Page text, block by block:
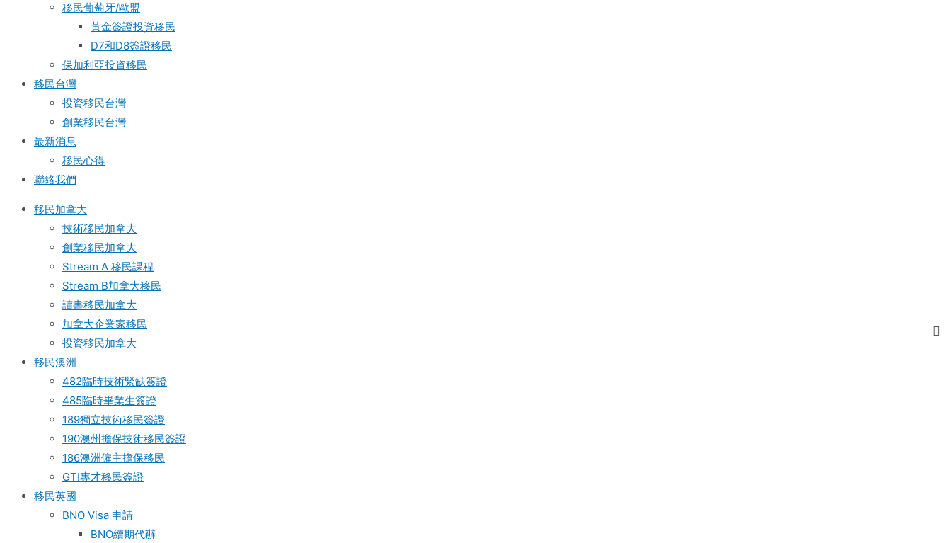
移民葡萄牙/歐盟
黃金簽證投資移民
D7和D8簽證移民
保加利亞投資移民
移民台灣
投資移民台灣
創業移民台灣
最新消息
移民心得
聯絡我們
移民加拿大
技術移民加拿大
創業移民加拿大
Stream A 移民課程
Stream B加拿大移民
讀書移民加拿大
加拿大企業家移民
投資移民加拿大
移民澳洲
482臨時技術緊缺簽證
485臨時畢業生簽證
189獨立技術移民簽證
190澳州擔保技術移民簽證
186澳洲僱主擔保移民
GTI專才移民簽證
移民英國
BNO Visa 申請
BNO續期代辦